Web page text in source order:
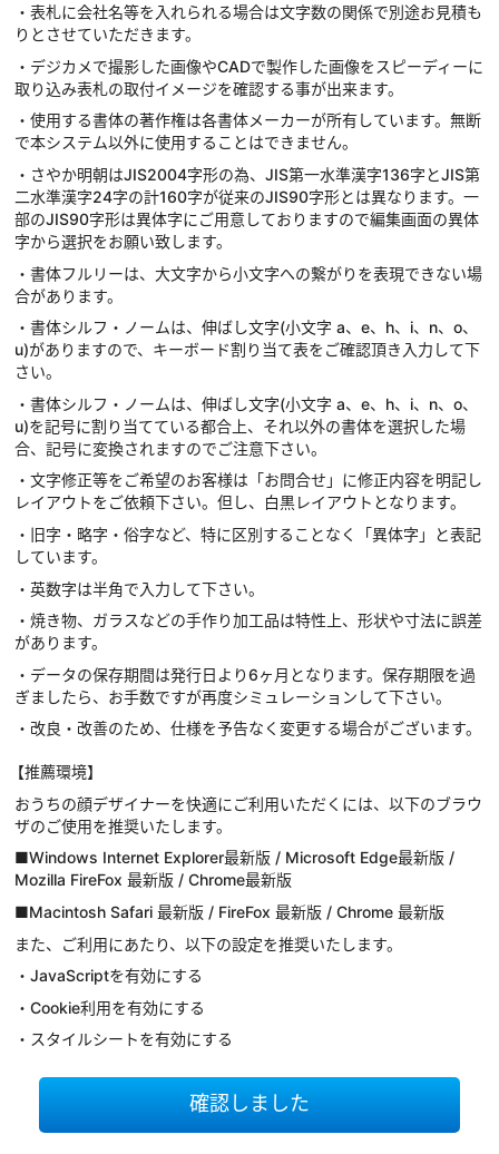
・表札に会社名等を入れられる場合は文字数の関係で別途お見積も
りとさせていただきます。
・デジカメで撮影した画像やCADで製作した画像をスピーディーに
取り込み表札の取付イメージを確認する事が出来ます。
・使用する書体の著作権は各書体メーカーが所有しています。無断
で本システム以外に使用することはできません。
・さやか明朝はJIS2004字形の為、JIS第一水準漢字136字とJIS第
二水準漢字24字の計160字が従来のJIS90字形とは異なります。一
部のJIS90字形は異体字にご用意しておりますので編集画面の異体
字から選択をお願い致します。
・書体フルリーは、大文字から小文字への繋がりを表現できない場
合があります。
・書体シルフ・ノームは、伸ばし文字(小文字 a、e、h、i、n、o、
u)がありますので、キーボード割り当て表をご確認頂き入力して下
さい。
・書体シルフ・ノームは、伸ばし文字(小文字 a、e、h、i、n、o、
u)を記号に割り当てている都合上、それ以外の書体を選択した場
合、記号に変換されますのでご注意下さい。
・文字修正等をご希望のお客様は「お問合せ」に修正内容を明記し
レイアウトをご依頼下さい。但し、白黒レイアウトとなります。
・旧字・略字・俗字など、特に区別することなく「異体字」と表記
しています。
・英数字は半角で入力して下さい。
・焼き物、ガラスなどの手作り加工品は特性上、形状や寸法に誤差
があります。
・データの保存期間は発行日より6ヶ月となります。保存期限を過
ぎましたら、お手数ですが再度シミュレーションして下さい。
・改良・改善のため、仕様を予告なく変更する場合がございます。
【推薦環境】
おうちの顔デザイナーを快適にご利用いただくには、以下のブラウ
ザのご使用を推奨いたします。
■Windows Internet Explorer最新版 / Microsoft Edge最新版 /
Mozilla FireFox 最新版 / Chrome最新版
■Macintosh Safari 最新版 / FireFox 最新版 / Chrome 最新版
また、ご利用にあたり、以下の設定を推奨いたします。
・JavaScriptを有効にする
・Cookie利用を有効にする
・スタイルシートを有効にする
確認しました